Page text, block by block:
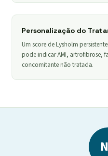
Personalização do
Um score de Lysholm
pode indicar AMI, artrofibrose,
concomitante não tratada.